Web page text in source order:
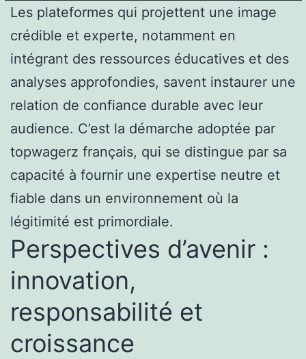
Les plateformes qui projettent une image
crédible et experte, notamment en
intégrant des ressources éducatives et des
analyses approfondies, savent instaurer une
relation de confiance durable avec leur
audience. C’est la démarche adoptée par
topwagerz français, qui se distingue par sa
capacité à fournir une expertise neutre et
fiable dans un environnement où la
légitimité est primordiale.
Perspectives d’avenir :
innovation,
responsabilité et
croissance